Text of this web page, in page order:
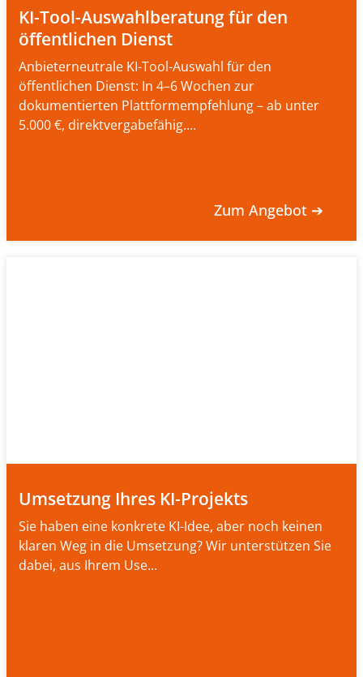
KI-Tool-Auswahlberatung für den
öffentlichen Dienst
Anbieterneutrale KI-Tool-Auswahl für den
öffentlichen Dienst: In 4–6 Wochen zur
dokumentierten Plattformempfehlung – ab unter
5.000 €, direktvergabefähig....
Zum Angebot ➔
Umsetzung Ihres KI-Projekts
Sie haben eine konkrete KI-Idee, aber noch keinen
klaren Weg in die Umsetzung? Wir unterstützen Sie
dabei, aus Ihrem Use...